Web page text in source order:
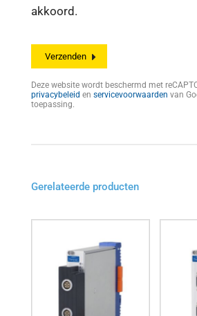
akkoord.
Deze website wordt beschermd met
privacybeleid en servicevoorwaarden van
toepassing.
Gerelateerde producten